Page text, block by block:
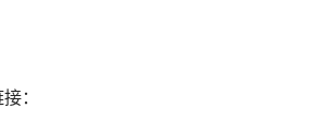
：